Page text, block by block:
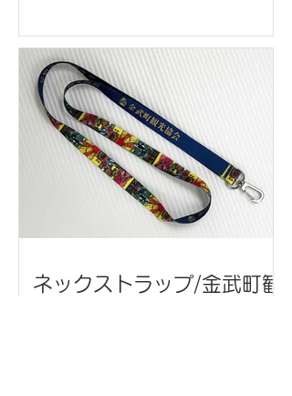
ネックストラップ/金武町観